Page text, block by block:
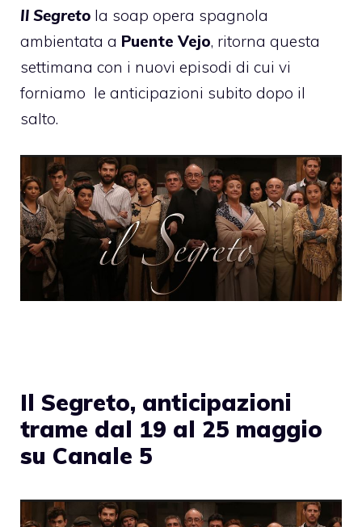
Il Segreto la soap opera spagnola
ambientata a Puente Vejo, ritorna questa
settimana con i nuovi episodi di cui vi
forniamo le anticipazioni subito dopo il
salto.
Il Segreto, anticipazioni
trame dal 19 al 25 maggio
su Canale 5